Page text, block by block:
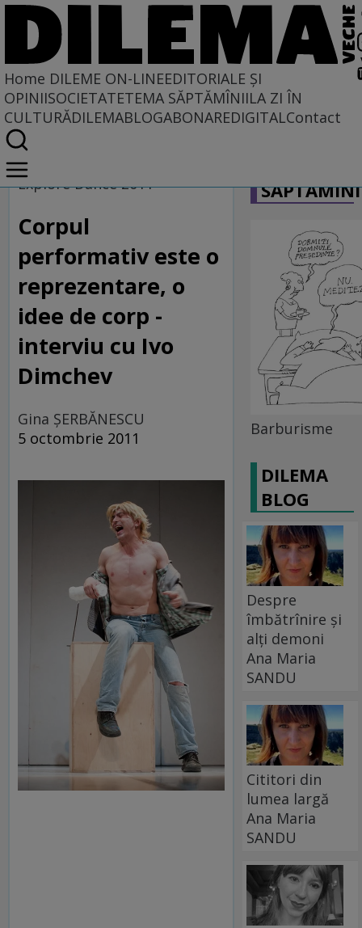
Home DILEME ON-LINEEDITORIALE ȘI
OPINIISOCIETATETEMA SĂPTĂMÎNIILA ZI ÎN
CULTURĂDILEMABLOGABONAREDIGITALContact
Home
Dileme on-line
Explore Dance 2011
Corpul
performativ este o
reprezentare, o
idee de corp -
interviu cu Ivo
Dimchev
Gina ŞERBĂNESCU
5 octombrie 2011
Barburisme
DILEMA
BLOG
Despre
îmbătrînire și
alți demoni
Ana Maria
SANDU
Cititori din
lumea largă
Ana Maria
SANDU